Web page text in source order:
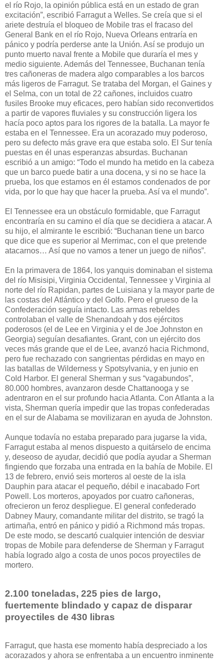
el río Rojo, la opinión pública está en un estado de gran
excitación”, escribió Farragut a Welles. Se creía que si el
ariete destruía el bloqueo de Mobile tras el fracaso del
General Bank en el río Rojo, Nueva Orleans entraría en
pánico y podría perderse ante la Unión. Así se produjo un
punto muerto naval frente a Mobile que duraría el mes y
medio siguiente. Además del Tennessee, Buchanan tenía
tres cañoneras de madera algo comparables a los barcos
más ligeros de Farragut. Se trataba del Morgan, el Gaines y
el Selma, con un total de 22 cañones, incluidos cuatro
fusiles Brooke muy eficaces, pero habían sido reconvertidos
a partir de vapores fluviales y su construcción ligera los
hacía poco aptos para los rigores de la batalla. La mayor fe
estaba en el Tennessee. Era un acorazado muy poderoso,
pero su defecto más grave era que estaba solo. El Sur tenía
puestas en él unas esperanzas absurdas. Buchanan
escribió a un amigo: “Todo el mundo ha metido en la cabeza
que un barco puede batir a una docena, y si no se hace la
prueba, los que estamos en él estamos condenados de por
vida, por lo que hay que hacer la prueba. Así va el mundo”.
El Tennessee era un obstáculo formidable, que Farragut
encontraría en su camino el día que se decidiera a atacar. A
su hijo, el almirante le escribió: “Buchanan tiene un barco
que dice que es superior al Merrimac, con el que pretende
atacarnos… Así que no vamos a tener un juego de niños”.
En la primavera de 1864, los yanquis dominaban el sistema
del río Misisipi, Virginia Occidental, Tennessee y Virginia al
norte del río Rapidan, partes de Luisiana y la mayor parte de
las costas del Atlántico y del Golfo. Pero el grueso de la
Confederación seguía intacto. Las armas rebeldes
controlaban el valle de Shenandoah y dos ejércitos
poderosos (el de Lee en Virginia y el de Joe Johnston en
Georgia) seguían desafiantes. Grant, con un ejército dos
veces más grande que el de Lee, avanzó hacia Richmond,
pero fue rechazado con sangrientas pérdidas en mayo en
las batallas de Wilderness y Spotsylvania, y en junio en
Cold Harbor. El general Sherman y sus “vagabundos”,
80.000 hombres, avanzaron desde Chattanooga y se
adentraron en el sur profundo hacia Atlanta. Con Atlanta a la
vista, Sherman quería impedir que las tropas confederadas
en el sur de Alabama se movilizaran en ayuda de Johnston.
Aunque todavía no estaba preparado para jugarse la vida,
Farragut estaba al menos dispuesto a quitárselo de encima
y, deseoso de ayudar, decidió que podía ayudar a Sherman
fingiendo que forzaba una entrada en la bahía de Mobile. El
13 de febrero, envió seis morteros al oeste de la isla
Dauphin para atacar el pequeño, débil e inacabado Fort
Powell. Los morteros, apoyados por cuatro cañoneras,
ofrecieron un feroz despliegue. El general confederado
Dabney Maury, comandante militar del distrito, se tragó la
artimaña, entró en pánico y pidió a Richmond más tropas.
De este modo, se descartó cualquier intención de desviar
tropas de Mobile para defenderse de Sherman y Farragut
había logrado algo a costa de unos pocos proyectiles de
mortero.
2.100 toneladas, 225 pies de largo,
fuertemente blindado y capaz de disparar
proyectiles de 430 libras
Farragut, que hasta ese momento había despreciado a los
acorazados y ahora se enfrentaba a un encuentro inminente